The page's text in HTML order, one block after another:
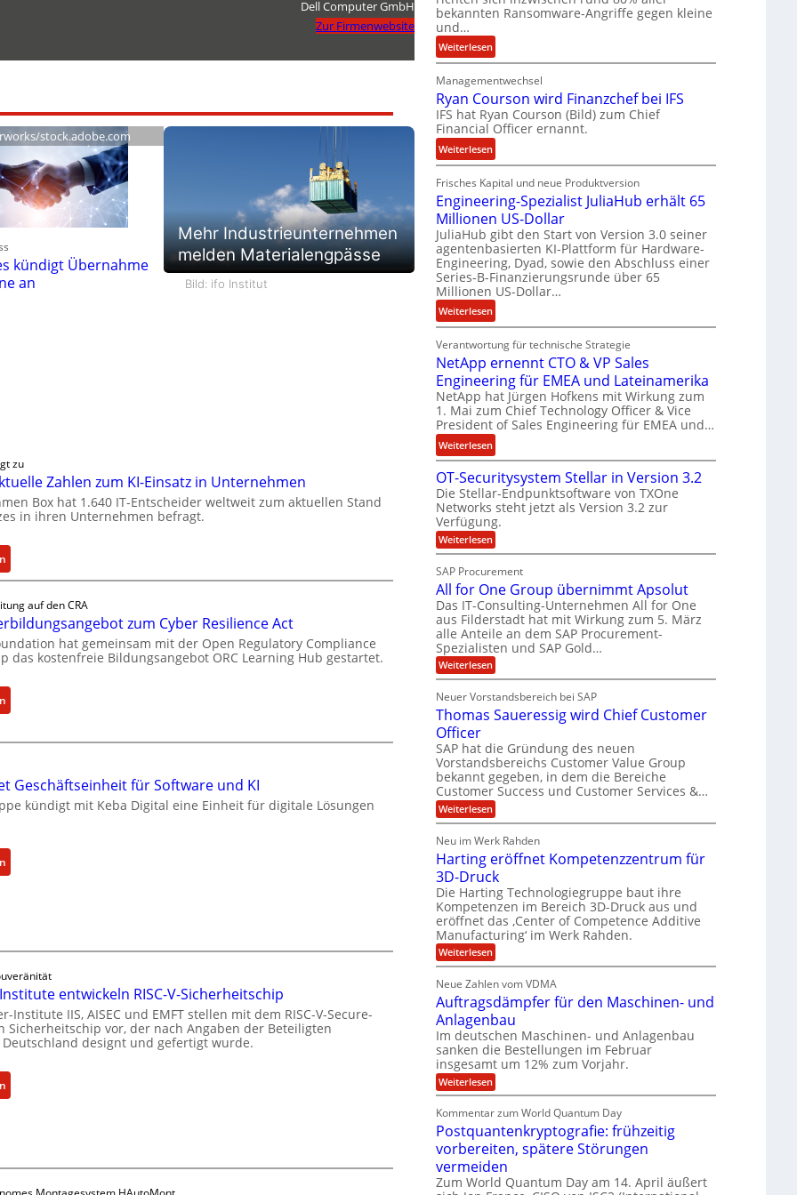
Dell Computer GmbH
Zur Firmenwebsite
stock.adobe.com
kündigt Übernahme
an
Mehr Industrieunternehmen
melden Materialengpässe
Bild: ifo Institut
zu
Zahlen zum KI-Einsatz in Unternehmen
Box hat 1.640 IT-Entscheider weltweit zum aktuellen Stand
in ihren Unternehmen befragt.
B
x
l
i
f
t
k
t
l
h
z
u
I
n
auf den CRA
zum Cyber Resilience Act
hat gemeinsam mit der Open Regulatory Compliance
das kostenfreie Bildungsangebot ORC Learning Hub gestartet.
N
s
W
i
d
u
n
g
a
o
Geschäftseinheit für Software und KI
kündigt mit Keba Digital eine Einheit für digitale Lösungen
K
g
r
ü
n
d
e
e
entwickeln RISC-V-Sicherheitschip
Institute IIS, AISEC und EMFT stellen mit dem RISC-V-Secure-
Sicherheitschip vor, der nach Angaben der Beteiligten
designt und gefertigt wurde.
F
b
e
i
e
n
z
u
s
m
m
e
n
bekannten Ransomware-Angriffe gegen kleine
und…
Weiterlesen:
L
ö
s
e
g
e
l
d
z
a
h
l
e
n
i
s
k
e
i
n
e
L
ö
u
n
g
Managementwechsel
Ryan Courson wird Finanzchef bei IFS
IFS hat Ryan Courson (Bild) zum Chief
Financial Officer ernannt.
Weiterlesen:
R
y
a
n
C
o
u
r
s
o
w
i
r
d
F
i
n
n
z
c
h
e
f
b
e
i
I
F
S
Frisches Kapital und neue Produktversion
Engineering-Spezialist JuliaHub erhält 65
Millionen US-Dollar
JuliaHub gibt den Start von Version 3.0 seiner
agentenbasierten KI-Plattform für Hardware-
Engineering, Dyad, sowie den Abschluss einer
Series-B-Finanzierungsrunde über 65
Millionen US-Dollar…
Weiterlesen:
E
n
g
i
n
e
e
r
i
n
g
-
S
p
a
l
i
s
t
J
u
i
a
H
u
b
e
h
ä
l
t
6
5
M
i
l
l
i
o
n
e
U
S
-
D
o
Verantwortung für technische Strategie
NetApp ernennt CTO & VP Sales
Engineering für EMEA und Lateinamerika
NetApp hat Jürgen Hofkens mit Wirkung zum
1. Mai zum Chief Technology Officer & Vice
President of Sales Engineering für EMEA und…
Weiterlesen:
N
e
t
A
p
p
r
n
e
n
n
t
C
T
O
V
P
S
a
l
s
E
n
g
i
n
e
e
r
i
n
g
f
ü
r
M
E
A
u
n
OT-Securitysystem Stellar in Version 3.2
Die Stellar-Endpunktsoftware von TXOne
Networks steht jetzt als Version 3.2 zur
Verfügung.
Weiterlesen:
O
-
S
e
c
u
r
i
t
y
y
s
m
S
t
e
l
l
a
r
n
V
e
r
s
i
o
n
3
2
SAP Procurement
All for One Group übernimmt Apsolut
Das IT-Consulting-Unternehmen All for One
aus Filderstadt hat mit Wirkung zum 5. März
alle Anteile an dem SAP Procurement-
Spezialisten und SAP Gold…
Weiterlesen:
A
l
f
O
n
e
G
r
o
u
p
b
e
r
n
i
m
m
t
A
s
o
l
u
t
Neuer Vorstandsbereich bei SAP
Thomas Saueressig wird Chief Customer
Officer
SAP hat die Gründung des neuen
Vorstandsbereichs Customer Value Group
bekannt gegeben, in dem die Bereiche
Customer Success und Customer Services &…
Weiterlesen:
T
o
m
a
s
S
a
u
e
r
e
s
s
g
w
i
r
d
C
h
i
C
u
s
t
o
Neu im Werk Rahden
Harting eröffnet Kompetenzzentrum für
3D-Druck
Die Harting Technologiegruppe baut ihre
Kompetenzen im Bereich 3D-Druck aus und
eröffnet das ‚Center of Competence Additive
Manufacturing‘ im Werk Rahden.
Weiterlesen:
H
r
t
i
n
g
e
r
ö
f
f
n
e
t
K
o
m
p
Neue Zahlen vom VDMA
Auftragsdämpfer für den Maschinen- und
Anlagenbau
Im deutschen Maschinen- und Anlagenbau
sanken die Bestellungen im Februar
insgesamt um 12% zum Vorjahr.
Weiterlesen:
A
f
t
r
a
g
s
Kommentar zum World Quantum Day
Postquantenkryptografie: frühzeitig
vorbereiten, spätere Störungen
vermeiden
Zum World Quantum Day am 14. April äußert